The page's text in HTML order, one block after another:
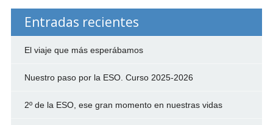
Entradas recientes
El viaje que más esperábamos
Nuestro paso por la ESO. Curso 2025-2026
2º de la ESO, ese gran momento en nuestras vidas